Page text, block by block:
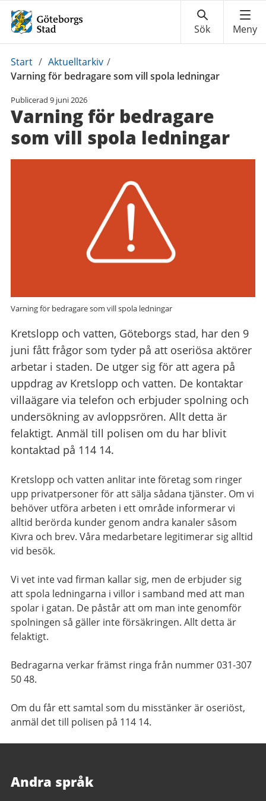
Du
är
Start / Aktuelltarkiv /
Varning för bedragare som vill spola ledningar
Publicerad 9 juni 2026
Varning för bedragare
som vill spola ledningar
Varning för bedragare som vill spola ledningar
Kretslopp och vatten, Göteborgs stad, har den 9
juni fått frågor som tyder på att oseriösa aktörer
arbetar i staden. De utger sig för att agera på
uppdrag av Kretslopp och vatten. De kontaktar
villaägare via telefon och erbjuder spolning och
undersökning av avloppsrören. Allt detta är
felaktigt. Anmäl till polisen om du har blivit
kontaktad på 114 14.
Kretslopp och vatten anlitar inte företag som ringer
upp privatpersoner för att sälja sådana tjänster. Om vi
behöver utföra arbeten i ett område informerar vi
alltid berörda kunder genom andra kanaler såsom
Kivra och brev. Våra medarbetare legitimerar sig alltid
vid besök.
Vi vet inte vad firman kallar sig, men de erbjuder sig
att spola ledningarna i villor i samband med att man
spolar i gatan. De påstår att om man inte genomför
spolningen så gäller inte försäkringen. Allt detta är
felaktigt.
Bedragarna verkar främst ringa från nummer 031-307
50 48.
Om du får ett samtal som du misstänker är oseriöst,
anmäl det till polisen på 114 14.
Andra språk